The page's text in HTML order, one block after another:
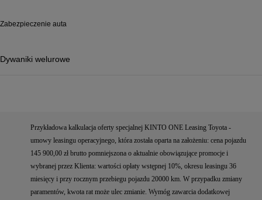
Zabezpieczenie auta
Dywaniki welurowe
Przykładowa kalkulacja oferty specjalnej KINTO ONE Leasing Toyota -
umowy leasingu operacyjnego, która została oparta na założeniu: cena pojazdu
145 900,00 zł brutto pomniejszona o aktualnie obowiązujące promocje i
wybranej przez Klienta: wartości opłaty wstępnej 10%, okresu leasingu 36
miesięcy i przy rocznym przebiegu pojazdu 20000 km. W przypadku zmiany
paramentów, kwota rat może ulec zmianie. Wymóg zawarcia dodatkowej